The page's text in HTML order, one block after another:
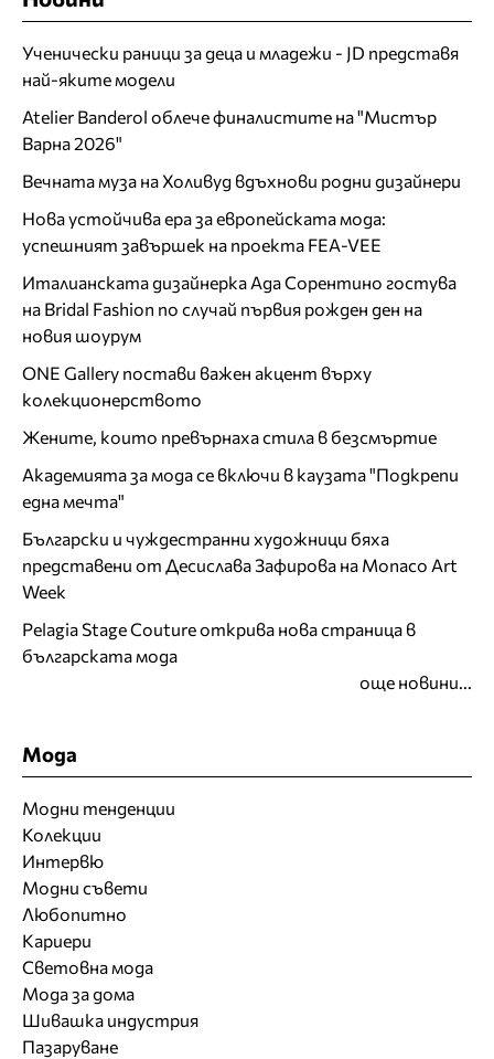
Ученически раници за деца и младежи - JD представя
най-яките модели
Atelier Banderol облече финалистите на "Мистър
Варна 2026"
Вечната муза на Холивуд вдъхнови родни дизайнери
Нова устойчива ера за европейската мода:
успешният завършек на проекта FEA-VEE
Италианската дизайнерка Ада Сорентино гостува
на Bridal Fashion по случай първия рожден ден на
новия шоурум
ONE Gallery постави важен акцент върху
колекционерството
Жените, които превърнаха стила в безсмъртие
Академията за мода се включи в каузата "Подкрепи
една мечта"
Български и чуждестранни художници бяха
представени от Десислава Зафирова на Monaco Art
Week
Pelagia Stage Couture открива нова страница в
българската мода
още новини...
Мода
Модни тенденции
Колекции
Интервю
Модни съвети
Любопитно
Кариери
Световна мода
Мода за дома
Шивашка индустрия
Пазаруване